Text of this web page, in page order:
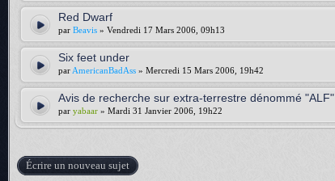
Red Dwarf
par Beavis » Vendredi 17 Mars 2006, 09h13
Six feet under
par AmericanBadAss » Mercredi 15 Mars 2006, 19h42
Avis de recherche sur extra-terrestre dénommé "ALF"
par yabaar » Mardi 31 Janvier 2006, 19h22
Écrire un nouveau sujet